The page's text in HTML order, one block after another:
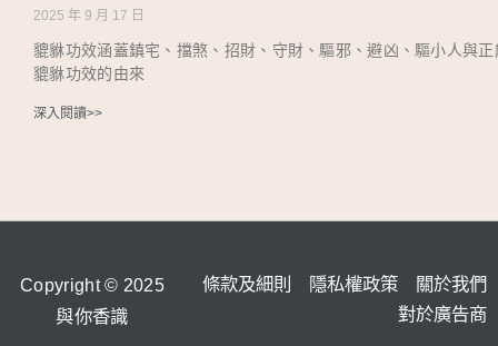
2025 年 9 月 17 日
貔貅功效涵蓋鎮宅、擋煞、招財、守財、驅邪、避凶、驅小人與
貔貅功效的由來
深入閱讀>>
Copyright © 2025
與你香識
條款及細則 隱私權政策
關於我們
對於廣告商